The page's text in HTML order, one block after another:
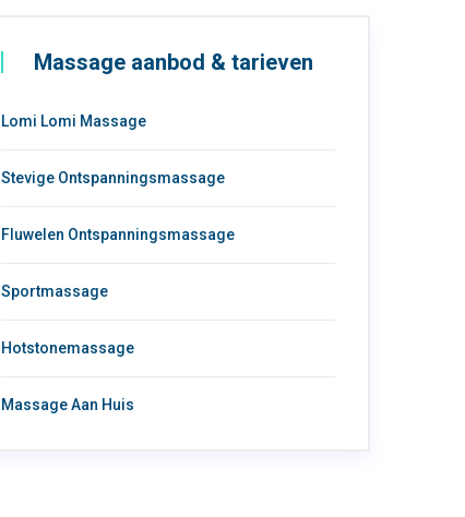
Massage aanbod & tarieven
Lomi Lomi Massage
Stevige Ontspanningsmassage
Fluwelen Ontspanningsmassage
Sportmassage
Hotstonemassage
Massage Aan Huis